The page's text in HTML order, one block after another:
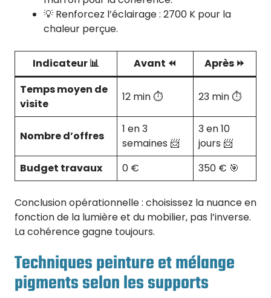
💡 Renforcez l’éclairage : 2700 K pour la
chaleur perçue.
Indicateur 📊 Avant ⏪
Après ⏩
Temps moyen de
visite
12 min ⏱️ 23 min ⏱️
Nombre d’offres
1 en 3
semaines 📨
3 en 10
jours 📨
Budget travaux
0 € 350 € 🎯
Conclusion opérationnelle : choisissez la nuance en
fonction de la lumière et du mobilier, pas l’inverse.
La cohérence gagne toujours.
Techniques peinture et mélange
pigments selon les supports